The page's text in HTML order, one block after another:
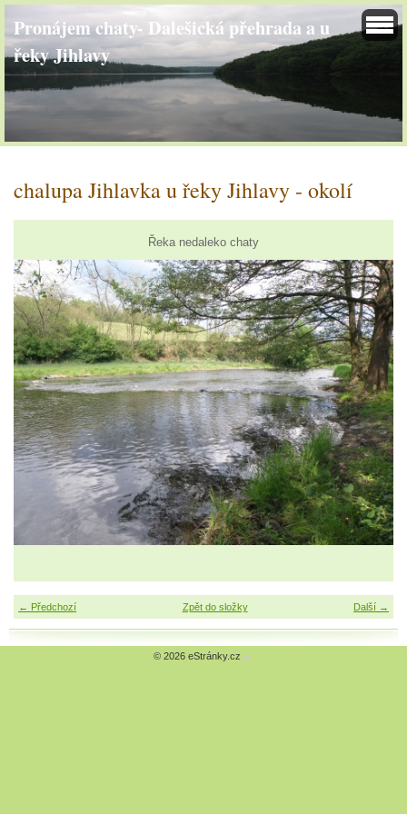
Pronájem chaty- Dalešická přehrada a u
řeky Jihlavy
chalupa Jihlavka u řeky Jihlavy - okolí
Řeka nedaleko chaty
← Předchozí Další →
Zpět do složky
© 2026 eStránky.cz